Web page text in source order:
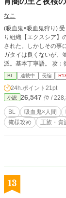
なこ
(吸血鬼×吸血鬼狩り) 受：唄(うた) ［16：♂］［人間］［Sランク］ 吸血鬼狩
り組織【エクスシア】
された。しかしその事
ガタイは良くないが、
派。基本丁寧語。 攻：御門 司(みかど つかさ) ［23：♂］［吸血鬼］［王族］
【宵闇の王】と呼ばれ
ンク以上の人間の血液
血奴隷の血液を摂取し
BL 連載中 長編
24h.ポイント 21pt
小説 26,547 位 /
BL 吸血鬼×人間
俺様攻め
王族・貴
13